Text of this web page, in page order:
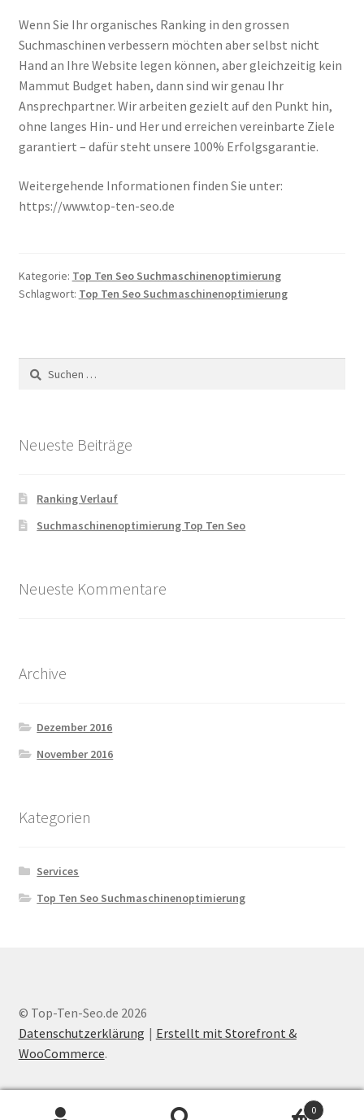
Wenn Sie Ihr organisches Ranking in den grossen
Suchmaschinen verbessern möchten aber selbst nicht
Hand an Ihre Website legen können, aber gleichzeitig kein
Mammut Budget haben, dann sind wir genau Ihr
Ansprechpartner. Wir arbeiten gezielt auf den Punkt hin,
ohne langes Hin- und Her und erreichen vereinbarte Ziele
garantiert – dafür steht unsere 100% Erfolgsgarantie.
Weitergehende Informationen finden Sie unter:
https://www.top-ten-seo.de
Kategorie: Top Ten Seo Suchmaschinenoptimierung
Schlagwort: Top Ten Seo Suchmaschinenoptimierung
Suche
nach:
Neueste Beiträge
Ranking Verlauf
Suchmaschinenoptimierung Top Ten Seo
Neueste Kommentare
Archive
Dezember 2016
November 2016
Kategorien
Services
Top Ten Seo Suchmaschinenoptimierung
© Top-Ten-Seo.de 2026
Datenschutzerklärung
Erstellt mit Storefront &
WooCommerce.
0